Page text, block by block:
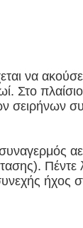
να
Στο
σειρήνων
ήχος